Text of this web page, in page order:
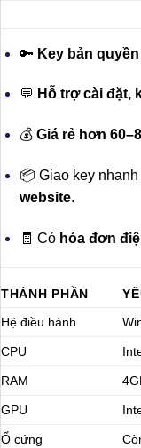
🔑 Key bản
💬 Hỗ trợ cài đặt,
💰 Giá rẻ hơn
📦 Giao key nhanh
website.
🧾 Có hóa đơn
THÀNH PHẦN
Hệ điều hành
CPU
RAM
GPU
Ổ cứng